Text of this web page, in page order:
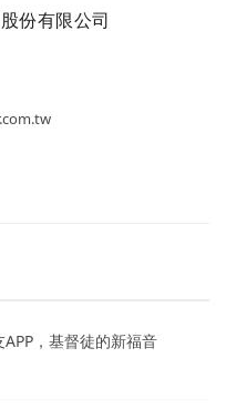
份有限公司
，基督徒的新福音